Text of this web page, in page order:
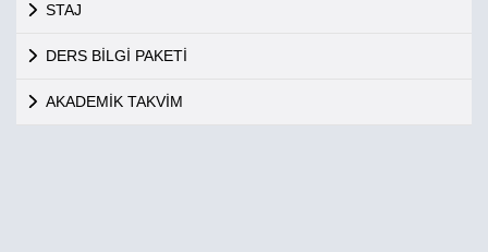
STAJ
DERS BİLGİ PAKETİ
AKADEMİK TAKVİM